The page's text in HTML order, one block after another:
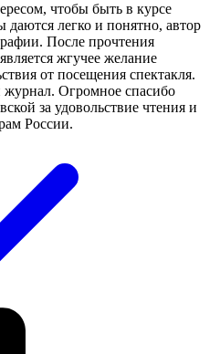
чтобы быть в курсе
даются легко и понятно, автор
После прочтения
жгучее желание
от посещения спектакля.
Огромное спасибо
за удовольствие чтения и
России.